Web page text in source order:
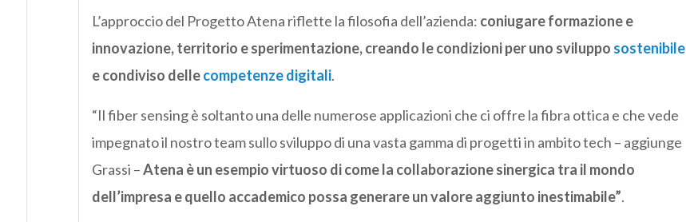
L’approccio del Progetto Atena riflette la filosofia dell’azienda: coniugare formazione e
innovazione, territorio e sperimentazione, creando le condizioni per uno sviluppo sostenibile
e condiviso dellecompetenze digitali.
“Il fiber sensing è soltanto una delle numerose applicazioni che ci offre la fibra ottica e che vede
impegnato il nostro team sullo sviluppo di una vasta gamma di progetti in ambito tech – aggiunge
Grassi –Atena è un esempio virtuoso di come la collaborazione sinergica tra il mondo
dell’impresa e quello accademico possa generare un valore aggiunto inestimabile”.